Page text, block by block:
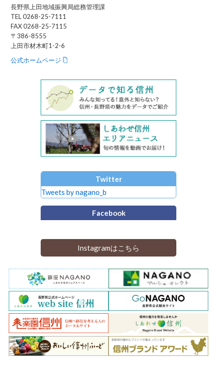
長野県上田地域振興局総務管理課
TEL 0268-25-7111
FAX 0268-25-7115
〒386-8555
上田市材木町1-2-6
公式ホームページ
Twitter
Tweets by nagano_b
Facebook
Instagramはこちら